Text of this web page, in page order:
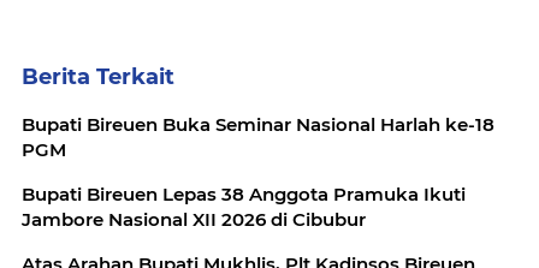
Berita Terkait
Bupati Bireuen Buka Seminar Nasional Harlah ke-18
PGM
Bupati Bireuen Lepas 38 Anggota Pramuka Ikuti
Jambore Nasional XII 2026 di Cibubur